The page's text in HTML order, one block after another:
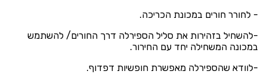
- לחורר חורים במכונת הכריכה.
-להשחיל בזהירות את סליל הספירלה דרך החורים/ להשתמש
במכונה המשחילה יחד עם החירור.
-לוודא שהספירלה מאפשרת חופשיות דפדוף.